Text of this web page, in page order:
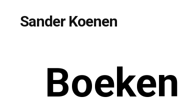
Sander Koenen
Boeken